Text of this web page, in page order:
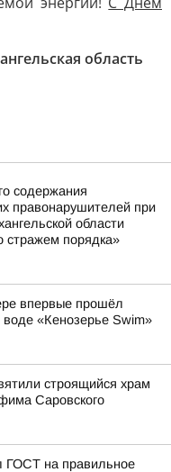
область
содержания
правонарушителей при
области
стражем порядка»
впервые прошёл
«Кенозерье Swim»
строящийся храм
Саровского
ГОСТ на правильное